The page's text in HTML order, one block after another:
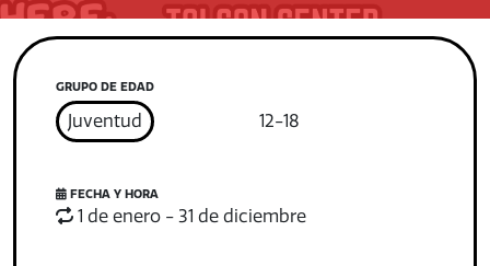
GRUPO DE EDAD
Juventud 12-18
FECHA Y HORA
1 de enero - 31 de diciembre